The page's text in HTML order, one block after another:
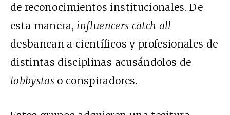
de reconocimientos institucionales. De
esta manera, influencers catch all
desbancan a científicos y profesionales de
distintas disciplinas acusándolos de
lobbystas o conspiradores.